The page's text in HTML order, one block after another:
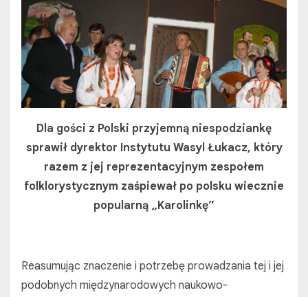
Dla gości z Polski przyjemną niespodziankę
sprawił dyrektor Instytutu Wasyl Łukacz, który
razem z jej reprezentacyjnym zespołem
folklorystycznym zaśpiewał po polsku wiecznie
popularną „Karolinkę”
Reasumując znaczenie i potrzebę prowadzania tej i jej
podobnych międzynarodowych naukowo-